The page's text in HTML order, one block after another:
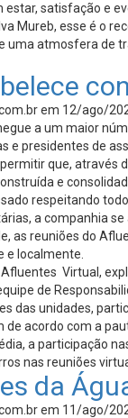
satisfação e
Mureb, esse é o
atmosfera de
em 12/ago/
a um maior
e presidentes de
que,
e
respeitando
a companhia
as reuniões do
e localmente.
Virtual,
de
das unidades,
acordo com a
a participação
nas reuniões
da
em 11/ago/